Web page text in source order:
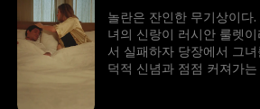
놀란은 잔인한 무기상이다
녀의 신랑이 러시안 룰렛
서 실패하자 당장에서 그
덕적 신념과 점점 커져가